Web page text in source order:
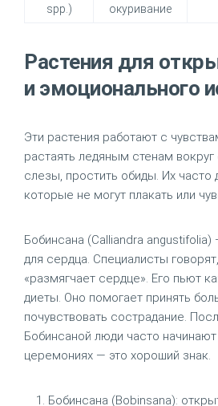
spp.)
окуривание
Растения для
и эмоционального
Эти растения работают с
растаять ледяным стенам вокруг
слезы, простить обиды. Их
которые не могут плакать или
Бобинсана (Calliandra angustifolia)
для сердца. Специалисты
«размягчает сердце». Его пьют
диеты. Оно помогает принять
почувствовать сострадание.
Бобинсаной люди часто начинают
церемониях — это хороший знак.
Бобинсана (Bobinsana):